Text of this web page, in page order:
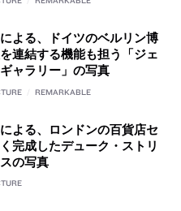
よる、ドイツのベルリン博
連結する機能も担う「ジェ
ャラリー」の写真
REMARKABLE
よる、ロンドンの百貨店セ
完成したデューク・ストリ
の写真